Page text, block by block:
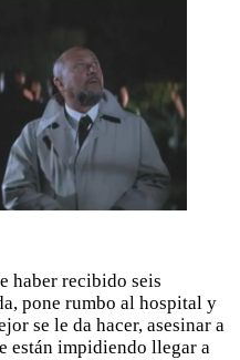
haber recibido seis
pone rumbo al hospital y
se le da hacer, asesinar a
están impidiendo llegar a